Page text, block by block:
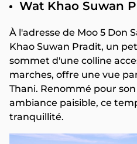
Wat Khao Suwan
À l'adresse de Moo 5 Don
Khao Suwan Pradit, un
sommet d'une colline
marches, offre une vue
Thani. Renommé pour
ambiance paisible, ce
tranquillité.